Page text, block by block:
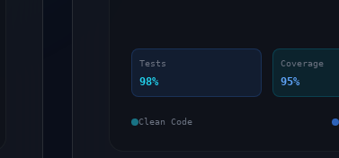
Tests
98%
Coverage
95%
Clean Code